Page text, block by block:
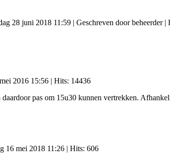
28 juni 2018 11:59 | Geschreven door beheerder|
2016 15:56 | Hits: 14436
pas om 15u30 kunnen vertrekken.
16 mei 2018 11:26 | Hits: 606